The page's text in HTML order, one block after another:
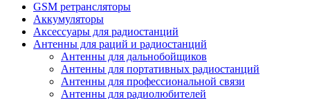
GSM ретрансляторы
Аккумуляторы
Аксессуары для радиостанций
Антенны для раций и радиостанций
Антенны для дальнобойщиков
Антенны для портативных радиостанций
Антенны для профессиональной связи
Антенны для радиолюбителей